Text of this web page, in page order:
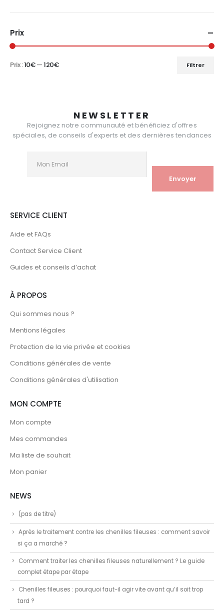
Prix
Filtrer
Prix :10€—120€
NEWSLETTER
Rejoignez notre communauté et bénéficiez d'offres
spéciales, de conseils d'experts et des dernières tendances
SERVICE CLIENT
Aide et FAQs
Contact Service Client
Guides et conseils d’achat
À PROPOS
Qui sommes nous ?
Mentions légales
Protection de la vie privée et cookies
Conditions générales de vente
Conditions générales d'utilisation
MON COMPTE
Mon compte
Mes commandes
Ma liste de souhait
Mon panier
NEWS
(pas de titre)
Après le traitement contre les chenilles fileuses : comment savoir
si ça a marché ?
Comment traiter les chenilles fileuses naturellement ? Le guide
complet étape par étape
Chenilles fileuses : pourquoi faut-il agir vite avant qu’il soit trop
tard ?